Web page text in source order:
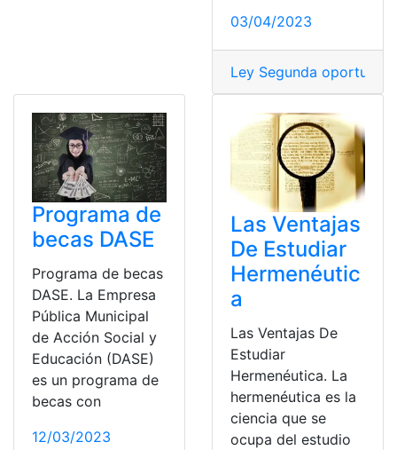
03/04/2023
Ley Segunda
Programa de
becas DASE
Programa de becas
DASE. La Empresa
Pública Municipal
de Acción Social y
Educación (DASE)
es un programa de
becas con
12/03/2023
Las Ventajas
De Estudiar
Hermenéutic
a
Las Ventajas De
Estudiar
Hermenéutica. La
hermenéutica es la
ciencia que se
ocupa del estudio